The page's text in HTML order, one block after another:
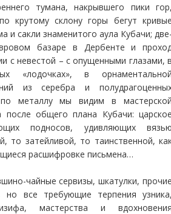
тумана, накрывшего пики
крутому склону горы бегут
и сакли знаменитого аула Кубачи;
базаре в Дербенте и
с невестой – с опущенными глазами,
«лодочках», в
из серебра и
металлу мы видим в
после общего плана Кубачи:
подносов, удивляющих
то затейливой, то таинственной,
расшифровке письмена…
чайные сервизы, шкатулки,
но все требующие терпения
мастерства и